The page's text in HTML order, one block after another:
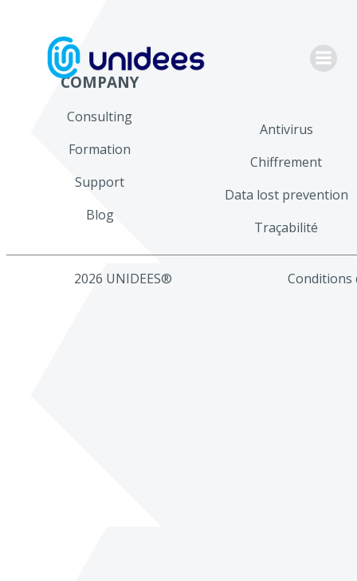
contenu
COMPANY
Consulting
Formation
Support
Blog
Antivirus
Chiffrement
Data lost prevention
Traçabilité
2026 UNIDEES® Conditions